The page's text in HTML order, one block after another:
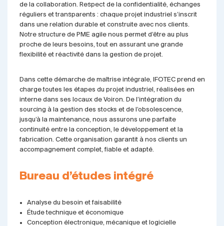
de la collaboration. Respect de la confidentialité, échanges
réguliers et transparents : chaque projet industriel s’inscrit
dans une relation durable et construite avec nos clients.
Notre structure de PME agile nous permet d’être au plus
proche de leurs besoins, tout en assurant une grande
flexibilité et réactivité dans la gestion de projet.
Dans cette démarche de maîtrise intégrale, IFOTEC prend en
charge toutes les étapes du projet industriel, réalisées en
interne dans ses locaux de Voiron. De l’intégration du
sourcing à la gestion des stocks et de l’obsolescence,
jusqu’à la maintenance, nous assurons une parfaite
continuité entre la conception, le développement et la
fabrication. Cette organisation garantit à nos clients un
accompagnement complet, fiable et adapté.
Bureau d’études intégré
Analyse du besoin et faisabilité
Étude technique et économique
Conception électronique, mécanique et logicielle